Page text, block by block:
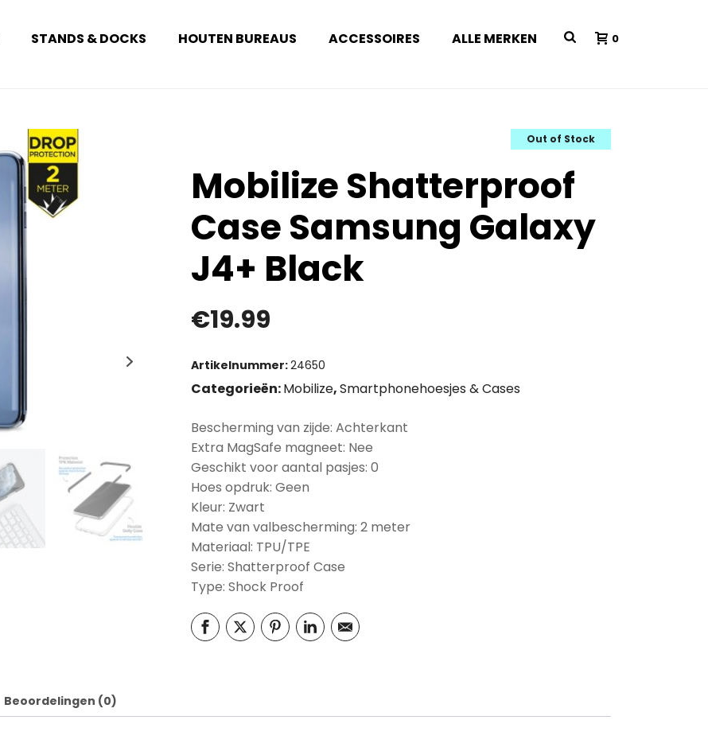
STANDS & DOCKS HOUTEN BUREAUS ACCESSOIRES ALLE MERKEN 0
Out of Stock
Mobilize Shatterproof
Case Samsung Galaxy
J4+ Black
€19.99
Artikelnummer:24650
Categorieën:Mobilize,Smartphonehoesjes & Cases
Bescherming van zijde: Achterkant
Extra MagSafe magneet: Nee
Geschikt voor aantal pasjes: 0
Hoes opdruk: Geen
Kleur: Zwart
Mate van valbescherming: 2 meter
Materiaal: TPU/TPE
Serie: Shatterproof Case
Type: Shock Proof
Beoordelingen (0)